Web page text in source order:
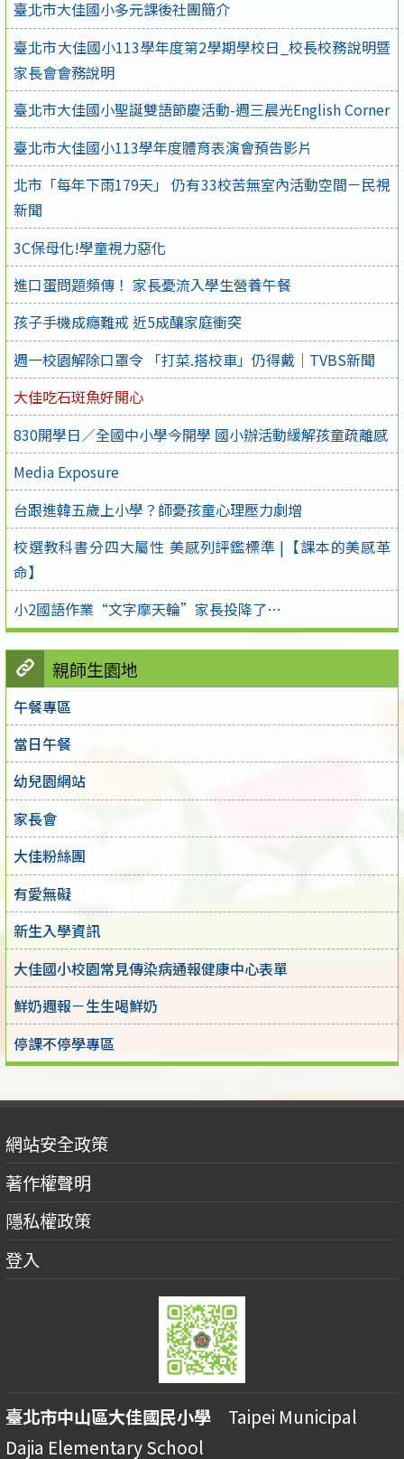
臺北市大佳國小多元課後社團簡介
臺北市大佳國小113學年度第2學期學校日_校長校務說明暨
家長會會務說明
臺北市大佳國小聖誕雙語節慶活動-週三晨光English Corner
臺北市大佳國小113學年度體育表演會預告影片
北市「每年下雨179天」 仍有33校苦無室內活動空間－民視
新聞
3C保母化!學童視力惡化
進口蛋問題頻傳！ 家長憂流入學生營養午餐
孩子手機成癮難戒 近5成釀家庭衝突
週一校園解除口罩令 「打菜.搭校車」仍得戴｜TVBS新聞
大佳吃石斑魚好開心
830開學日／全國中小學今開學 國小辦活動緩解孩童疏離感
Media Exposure
台跟進韓五歲上小學？師憂孩童心理壓力劇增
校選教科書分四大屬性 美感列評鑑標準 |【課本的美感革
命】
小2國語作業“文字摩天輪”家長投降了…
親師生園地
午餐專區
當日午餐
幼兒園網站
家長會
大佳粉絲團
有愛無礙
新生入學資訊
大佳國小校園常見傳染病通報健康中心表單
鮮奶週報－生生喝鮮奶
停課不停學專區
網站安全政策
著作權聲明
隱私權政策
登入
臺北市中山區大佳國民小學 Taipei Municipal
Dajia Elementary School